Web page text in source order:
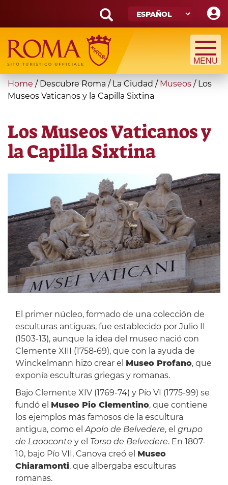
main
content
Search
form
Búsqueda
You
are
Home / Descubre Roma / La Ciudad / Museos / Los
Museos Vaticanos y la Capilla Sixtina
Los Museos Vaticanos y
la Capilla Sixtina
El primer núcleo, formado de una colección de
esculturas antiguas, fue establecido por Julio II
(1503-13), aunque la idea del museo nació con
Clemente XIII (1758-69), que con la ayuda de
Winckelmann hizo crear el Museo Profano, que
exponía esculturas griegas y romanas.
Bajo Clemente XIV (1769-74) y Pío VI (1775-99) se
fundó el Museo Pio Clementino, que contiene
los ejemplos más famosos de la escultura
antigua, como elApolo de Belvedere, el grupo
de Laooconte y el Torso de Belvedere. En 1807-
10, bajo Pío VII, Canova creó el Museo
Chiaramonti, que albergaba esculturas
romanas.